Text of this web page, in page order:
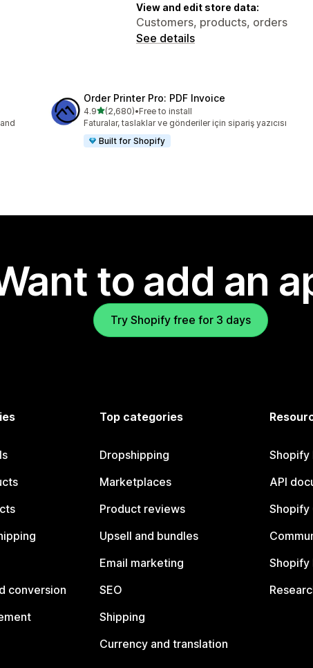
View and edit store data:
Customers, products, orders
See details
Order Printer Pro: PDF Invoice
4.9out of 5 stars
(2,680)
2680 total reviews
•Free to install
Faturalar, taslaklar ve gönderiler için sipariş yazıcısı
Built for Shopify
to add an
Try Shopify free for 3 days
conversion
Top categories
Dropshipping
Marketplaces
Product reviews
Upsell and bundles
Email marketing
SEO
Shipping
Currency and translation
Shopify
API
Shopify
Shopify